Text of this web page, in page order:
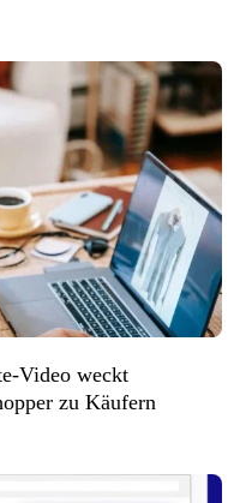
Video weckt
zu Käufern